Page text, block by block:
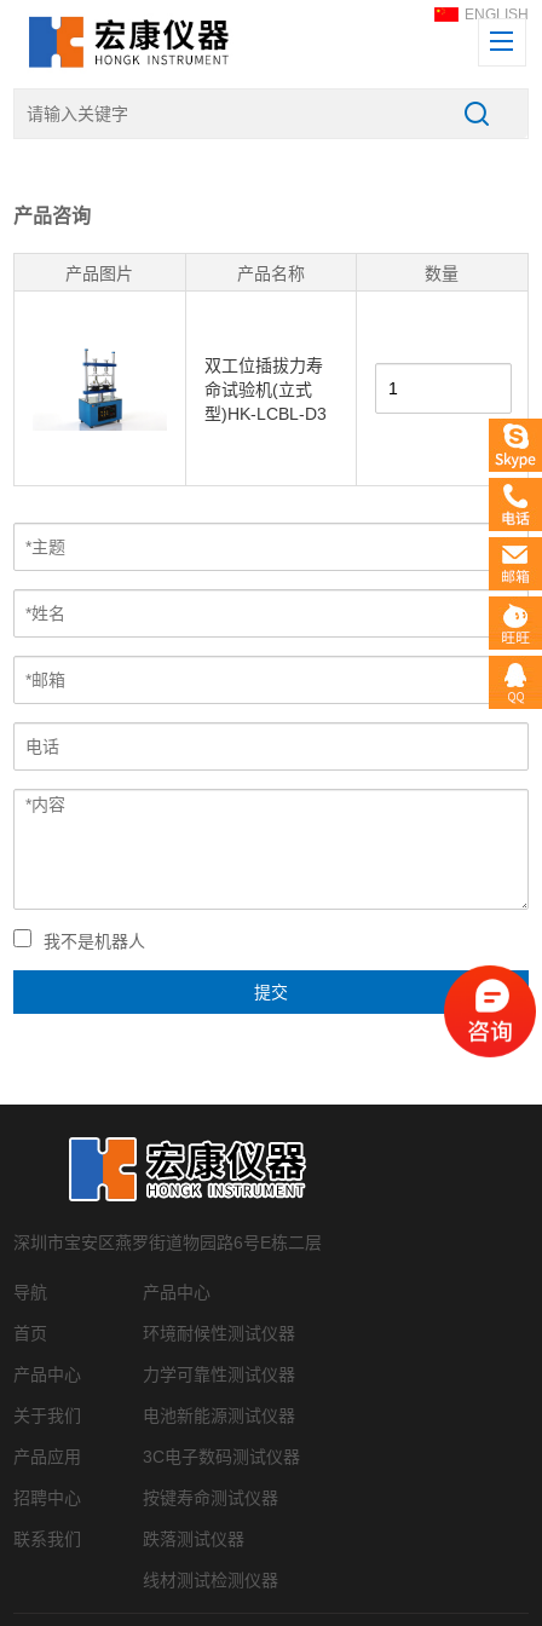
ENGLISH
产品咨询
产品图片 产品名称
双工位插拔力寿
命试验机(立式
型)HK-LCBL-D3
数量
我不是机器人
深圳市宝安区燕罗街道物园路6号E栋二层
导航
首页
产品中心
关于我们
产品应用
招聘中心
联系我们
产品中心
环境耐候性测试仪器
力学可靠性测试仪器
电池新能源测试仪器
3C电子数码测试仪器
按键寿命测试仪器
跌落测试仪器
线材测试检测仪器